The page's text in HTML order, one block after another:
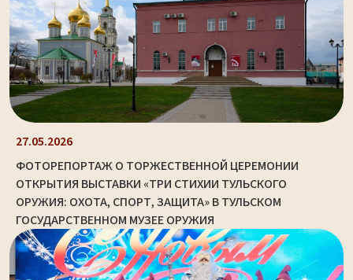
27.05.2026
ФОТОРЕПОРТАЖ О ТОРЖЕСТВЕННОЙ ЦЕРЕМОНИИ
ОТКРЫТИЯ ВЫСТАВКИ «ТРИ СТИХИИ ТУЛЬСКОГО
ОРУЖИЯ: ОХОТА, СПОРТ, ЗАЩИТА» В ТУЛЬСКОМ
ГОСУДАРСТВЕННОМ МУЗЕЕ ОРУЖИЯ